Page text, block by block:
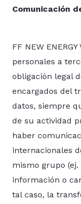
Comunicación
FF NEW
personales a
obligación legal
encargados del
datos, siempre
de su actividad
haber
internacionales
mismo grupo
información o
tal caso, la